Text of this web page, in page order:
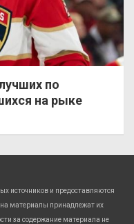
по
на рыке
источников и предоставляются
материалы принадлежат их
за содержание материала не